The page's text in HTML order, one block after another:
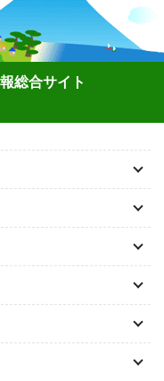
総合サイト